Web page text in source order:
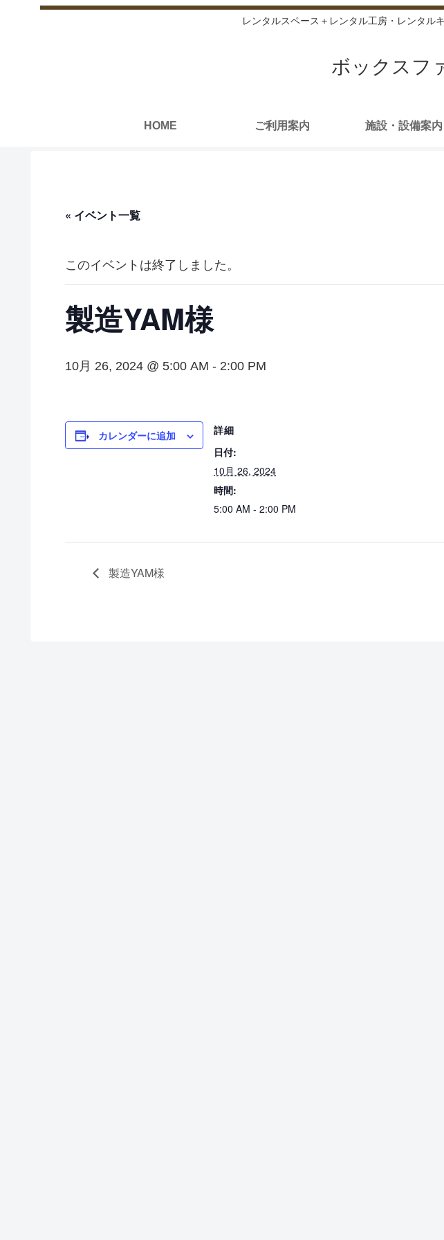
レンタルスペース＋レンタル工房・レンタル
ボックスフ
HOME ご利用案内 施設・設備案内
« イベント一覧
このイベントは終了しました。
製造YAM様
10月 26, 2024 @ 5:00 AM - 2:00 PM
カレンダーに追加
詳細
日付:
10月 26, 2024
時間:
5:00 AM - 2:00 PM
製造YAM様